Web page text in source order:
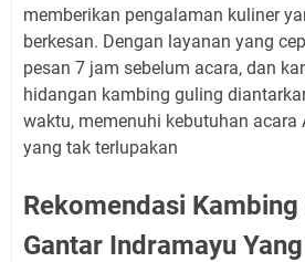
memberikan pengalaman kuliner
berkesan. Dengan layanan yang
pesan 7 jam sebelum acara, dan
hidangan kambing guling
waktu, memenuhi kebutuhan acara
yang tak terlupakan
Rekomendasi Kambing
Gantar Indramayu